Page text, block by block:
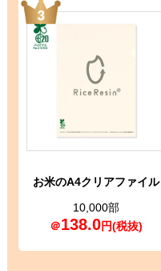
お米のA4クリアファイル
10,000部
＠138.0円(税抜)